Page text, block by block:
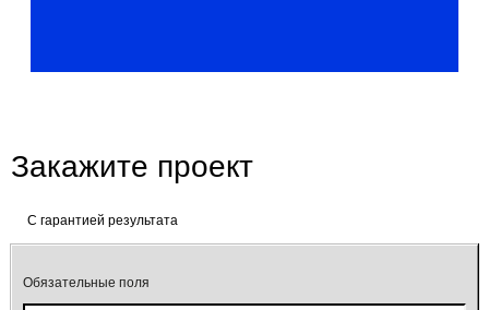
Закажите проект
C гарантией результата
Обязательные поля